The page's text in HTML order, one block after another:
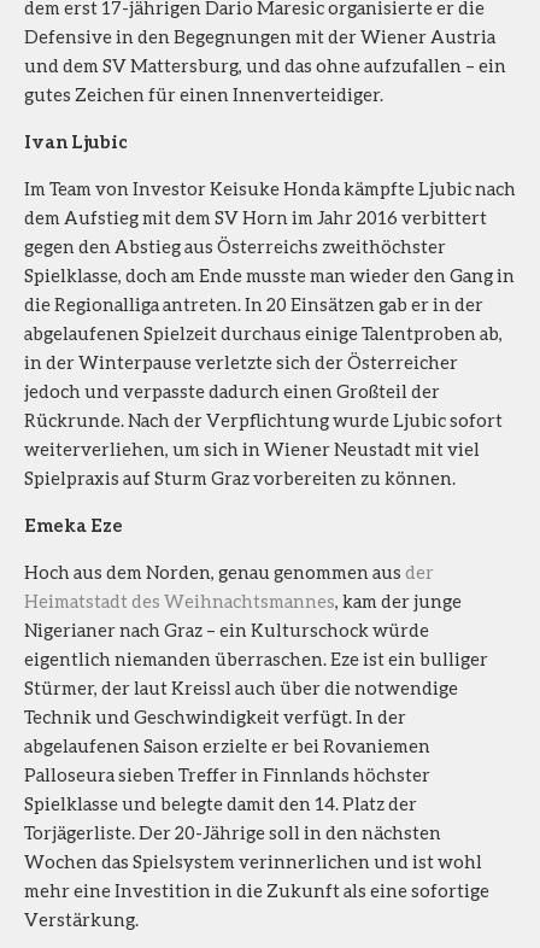
dem erst 17-jährigen Dario Maresic organisierte er die
Defensive in den Begegnungen mit der Wiener Austria
und dem SV Mattersburg, und das ohne aufzufallen – ein
gutes Zeichen für einen Innenverteidiger.
Ivan Ljubic
Im Team von Investor Keisuke Honda kämpfte Ljubic nach
dem Aufstieg mit dem SV Horn im Jahr 2016 verbittert
gegen den Abstieg aus Österreichs zweithöchster
Spielklasse, doch am Ende musste man wieder den Gang in
die Regionalliga antreten. In 20 Einsätzen gab er in der
abgelaufenen Spielzeit durchaus einige Talentproben ab,
in der Winterpause verletzte sich der Österreicher
jedoch und verpasste dadurch einen Großteil der
Rückrunde. Nach der Verpflichtung wurde Ljubic sofort
weiterverliehen, um sich in Wiener Neustadt mit viel
Spielpraxis auf Sturm Graz vorbereiten zu können.
Emeka Eze
Hoch aus dem Norden, genau genommen aus der
Heimatstadt des Weihnachtsmannes, kam der junge
Nigerianer nach Graz – ein Kulturschock würde
eigentlich niemanden überraschen. Eze ist ein bulliger
Stürmer, der laut Kreissl auch über die notwendige
Technik und Geschwindigkeit verfügt. In der
abgelaufenen Saison erzielte er bei Rovaniemen
Palloseura sieben Treffer in Finnlands höchster
Spielklasse und belegte damit den 14. Platz der
Torjägerliste. Der 20-Jährige soll in den nächsten
Wochen das Spielsystem verinnerlichen und ist wohl
mehr eine Investition in die Zukunft als eine sofortige
Verstärkung.